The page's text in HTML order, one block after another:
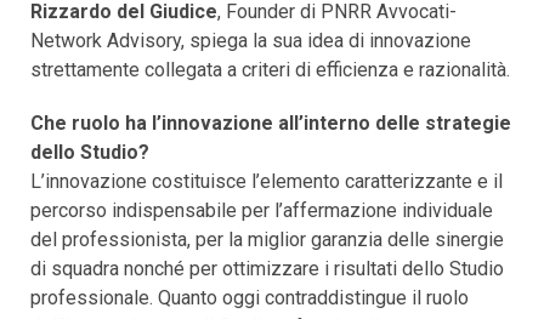
Rizzardo del Giudice, Founder di PNRR Avvocati-
Network Advisory, spiega la sua idea di innovazione
strettamente collegata a criteri di efficienza e razionalità.
Che ruolo ha l’innovazione all’interno delle strategie
dello Studio?
L’innovazione costituisce l’elemento caratterizzante e il
percorso indispensabile per l’affermazione individuale
del professionista, per la miglior garanzia delle sinergie
di squadra nonché per ottimizzare i risultati dello Studio
professionale. Quanto oggi contraddistingue il ruolo